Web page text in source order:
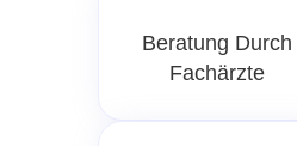
Beratung Durch
Fachärzte